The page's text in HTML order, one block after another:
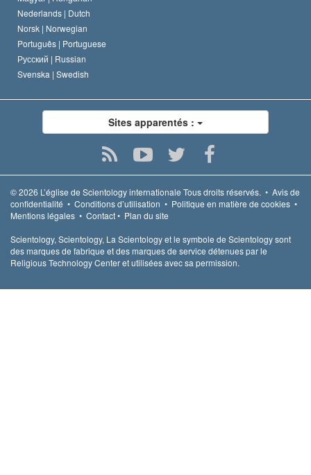
Nederlands | Dutch
Norsk | Norwegian
Português | Portuguese
Русский | Russian
Svenska | Swedish
Sites apparentés :
© 2026 L’église de Scientology internationale Tous droits réservés. • Avis de
confidentialité • Conditions d’utilisation • Politique en matière de cookies •
Mentions légales • Contact• Plan du site
Scientology, Scientology, La Scientology et le symbole de Scientology sont
des marques de fabrique et des marques de service détenues par le
Religious Technology Center et utilisées avec sa permission.